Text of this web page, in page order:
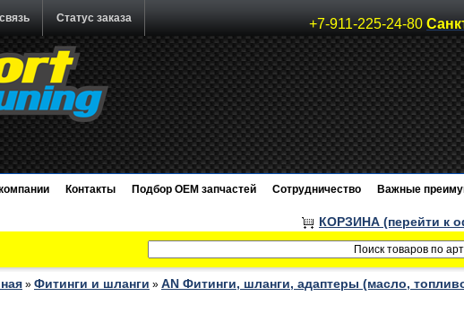
Статус заказа +7-911-225-24-80
Контакты Подбор OEM запчастей Сотрудничество Важные
КОРЗИНА (перейти к
» Фитинги и шланги » AN Фитинги, шланги, адаптеры (масло,